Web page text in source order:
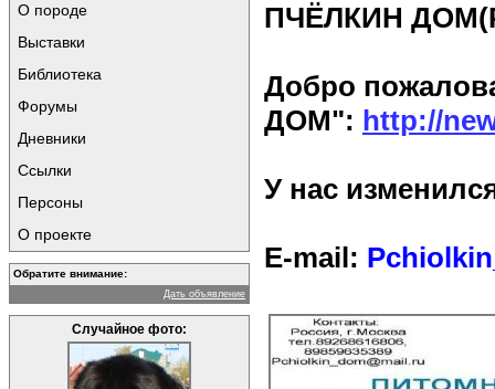
О породе
Выставки
Библиотека
Форумы
Дневники
Ссылки
Персоны
О проекте
Обратите внимание:
Дать объявление
Случайное фото:
ПЧЁЛКИН
Добро
ДОМ": http://
У нас
E-mail: